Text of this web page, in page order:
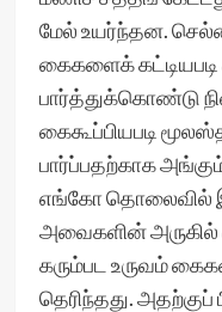
மேல் உயர்ந்தன.
கைகளைக்
பார்த்துக்கொண்டு
கைகூப்பியபடி
பார்ப்பதற்காக
எங்கோ தொலைவில்
அவைகளின் அருகில்
கரும்பட உருவம்
தெரிந்தது.